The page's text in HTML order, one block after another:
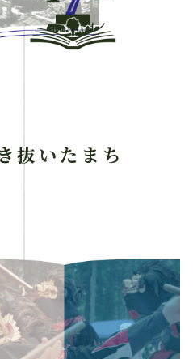
抜いたまち